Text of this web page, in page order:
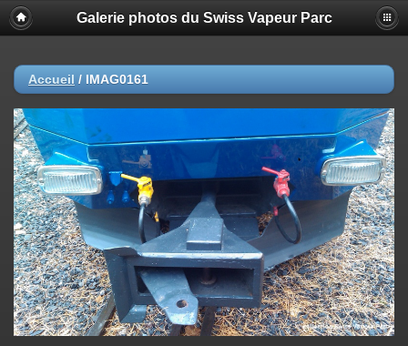
Galerie photos du Swiss Vapeur Parc
Accueil / IMAG0161